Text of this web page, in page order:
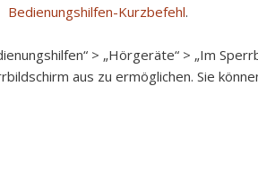
Bedienungshilfen-Kurzbefehl.
> „Hörgeräte“ > „Im
aus zu ermöglichen. Sie